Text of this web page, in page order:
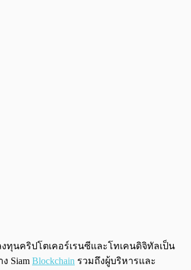
0:00/0:00
ทุนคริปโตเคอร์เรนซีและโทเคนดิจิทัลเป็น
Siam Blockchain รวมถึงผู้บริหารและ